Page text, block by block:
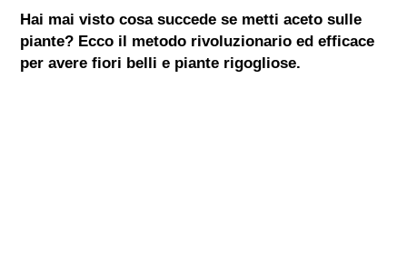
Hai mai visto cosa succede se metti aceto sulle
piante? Ecco il metodo rivoluzionario ed efficace
per avere fiori belli e piante rigogliose.